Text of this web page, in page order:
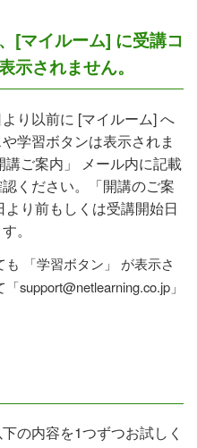
[マイルーム] に受講コ
示されません。
り以前に [マイルーム] へ
学習ボタンは表示されま
ご案内」 メール内に記載
ください。「開講のご案
り前もしくは受講開始日
。
「学習ボタン」 が表示さ
support@netlearning.co.jp」
の内容を1つずつお試しく